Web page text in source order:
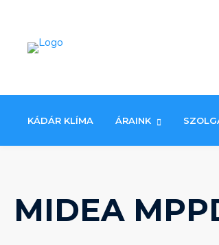
content
KÁDÁR KLÍMA ÁRAINK
MIDEA